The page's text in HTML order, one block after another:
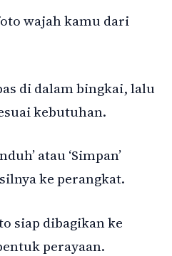
wajah kamu dari
di dalam bingkai, lalu
kebutuhan.
atau ‘Simpan’
ke perangkat.
siap dibagikan ke
perayaan.